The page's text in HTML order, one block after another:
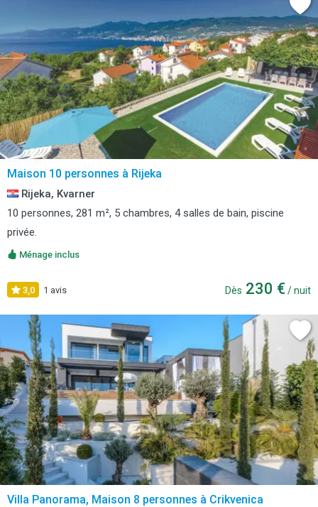
Maison 10 personnes à Rijeka
Rijeka, Kvarner
10 personnes, 281 m², 5 chambres, 4 salles de bain, piscine
privée.
Ménage inclus
3,0 1 avis Dès 230 € / nuit
Villa Panorama, Maison 8 personnes à Crikvenica